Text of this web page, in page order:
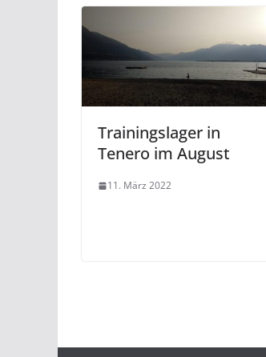
Trainingslager in
Tenero im August
11. März 2022